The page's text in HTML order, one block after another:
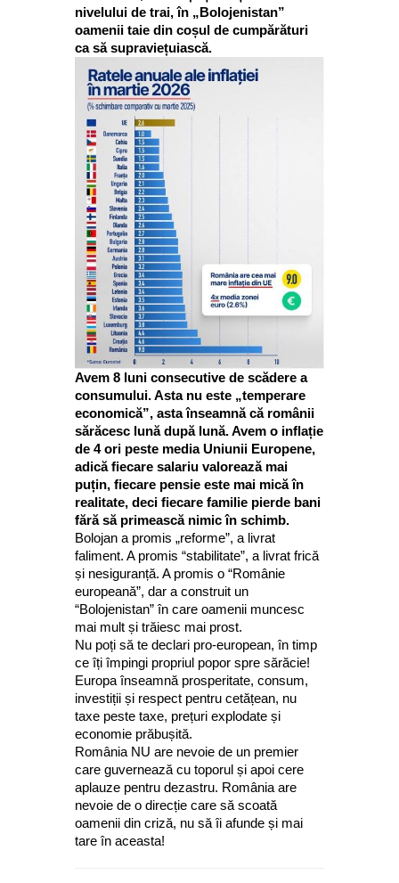
nivelului de trai, în „Bolojenistan”
oamenii taie din coșul de cumpărături
ca să supraviețuiască.
Avem 8 luni consecutive de scădere a
consumului. Asta nu este „temperare
economică”, asta înseamnă că românii
sărăcesc lună după lună. Avem o inflație
de 4 ori peste media Uniunii Europene,
adică fiecare salariu valorează mai
puțin, fiecare pensie este mai mică în
realitate, deci fiecare familie pierde bani
fără să primească nimic în schimb.
Bolojan a promis „reforme”, a livrat
faliment. A promis “stabilitate”, a livrat frică
și nesiguranță. A promis o “Românie
europeană”, dar a construit un
“Bolojenistan” în care oamenii muncesc
mai mult și trăiesc mai prost.
Nu poți să te declari pro-european, în timp
ce îți împingi propriul popor spre sărăcie!
Europa înseamnă prosperitate, consum,
investiții și respect pentru cetățean, nu
taxe peste taxe, prețuri explodate și
economie prăbușită.
România NU are nevoie de un premier
care guvernează cu toporul și apoi cere
aplauze pentru dezastru. România are
nevoie de o direcție care să scoată
oamenii din criză, nu să îi afunde și mai
tare în aceasta!